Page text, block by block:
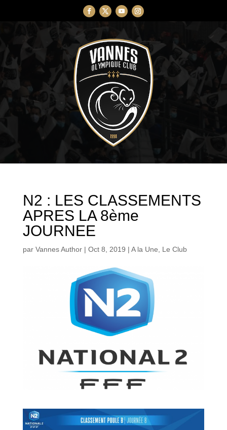
N2 : LES CLASSEMENTS
APRES LA 8ème
JOURNEE
par Vannes Author| Oct 8, 2019 | A la Une, Le Club